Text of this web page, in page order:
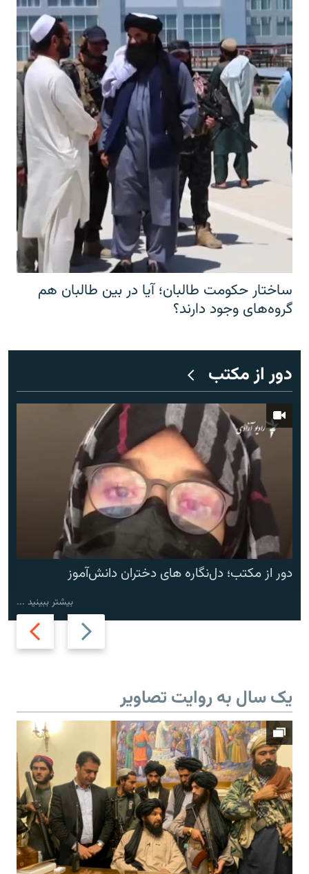
ساختار حکومت طالبان؛ آیا در بین طالبان هم
گروه‌های وجود دارند؟
دور از مکتب
Previous
slide
Next
slide
دور از مکتب؛ دل‌نگاره های دختران دانش‌آموز
بیشتر ببینید ...
یک سال به روایت تصاویر